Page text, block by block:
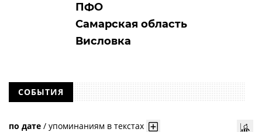
ПФО
Самарская область
Висловка
СОБЫТИЯ
по дате / упоминаниям в текстах